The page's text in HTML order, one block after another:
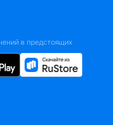
в предстоящих